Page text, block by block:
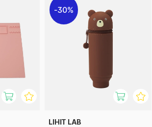
30%
LIHIT LAB